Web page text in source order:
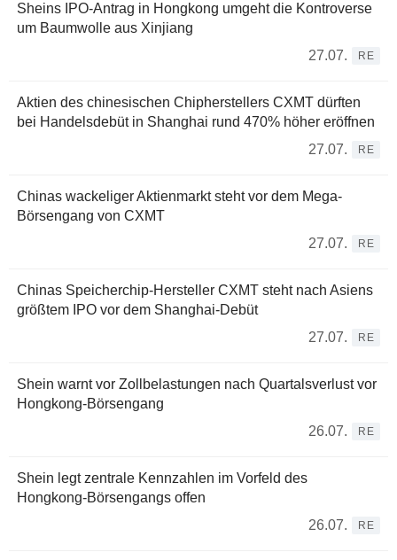
Sheins IPO-Antrag in Hongkong umgeht die Kontroverse
um Baumwolle aus Xinjiang
27.07.
RE
Aktien des chinesischen Chipherstellers CXMT dürften
bei Handelsdebüt in Shanghai rund 470% höher eröffnen
27.07.
RE
Chinas wackeliger Aktienmarkt steht vor dem Mega-
Börsengang von CXMT
27.07.
RE
Chinas Speicherchip-Hersteller CXMT steht nach Asiens
größtem IPO vor dem Shanghai-Debüt
27.07.
RE
Shein warnt vor Zollbelastungen nach Quartalsverlust vor
Hongkong-Börsengang
26.07.
RE
Shein legt zentrale Kennzahlen im Vorfeld des
Hongkong-Börsengangs offen
26.07.
RE